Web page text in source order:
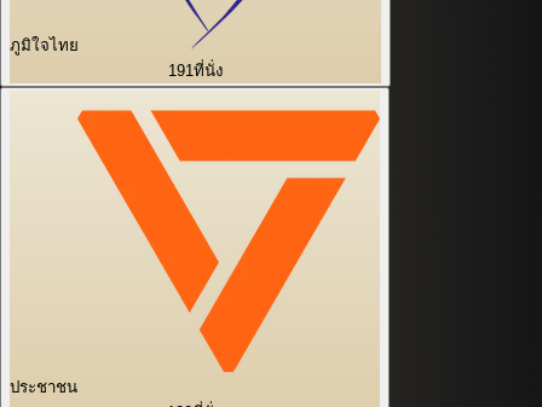
ภูมิใจไทย
191ที่นั่ง
ประชาชน